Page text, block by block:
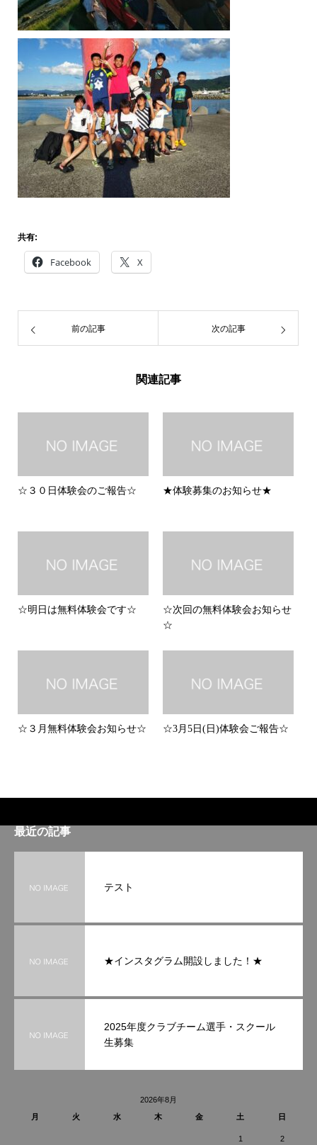
共有:
Facebook X
前の記事 次の記事
関連記事
☆３０日体験会のご報告☆ ★体験募集のお知らせ★
☆明日は無料体験会です☆
☆次回の無料体験会お知らせ
☆
☆３月無料体験会お知らせ☆ ☆3月5日(日)体験会ご報告☆
最近の記事
テスト
★インスタグラム開設しました！★
2025年度クラブチーム選手・スクール
生募集
2026年8月
月
火 水 木 金 土 日
1 2